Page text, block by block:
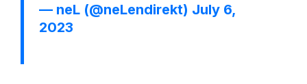
— neL (@neLendirekt) July 6,
2023